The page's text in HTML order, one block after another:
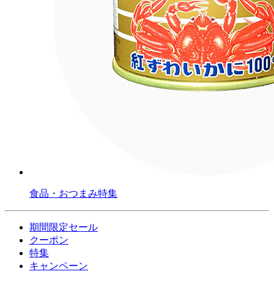
食品・おつまみ特集
期間限定セール
クーポン
特集
キャンペーン